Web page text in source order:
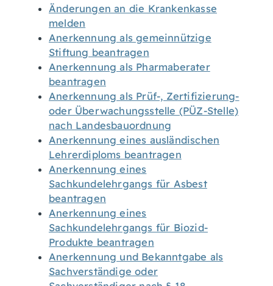
Änderungen an die Krankenkasse
melden
Anerkennung als gemeinnützige
Stiftung beantragen
Anerkennung als Pharmaberater
beantragen
Anerkennung als Prüf-, Zertifizierung-
oder Überwachungsstelle (PÜZ-Stelle)
nach Landesbauordnung
Anerkennung eines ausländischen
Lehrerdiploms beantragen
Anerkennung eines
Sachkundelehrgangs für Asbest
beantragen
Anerkennung eines
Sachkundelehrgangs für Biozid-
Produkte beantragen
Anerkennung und Bekanntgabe als
Sachverständige oder